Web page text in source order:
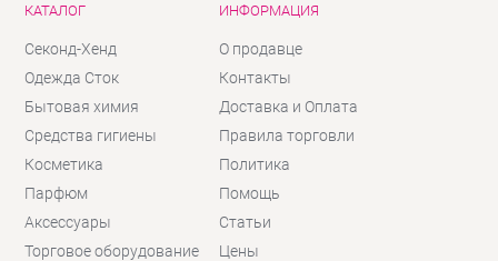
КАТАЛОГ
Секонд-Хенд
Одежда Сток
Бытовая химия
Средства гигиены
Косметика
Парфюм
Аксессуары
Торговое оборудование
ИНФОРМАЦИЯ
О продавце
Контакты
Доставка и Оплата
Правила торговли
Политика
Помощь
Статьи
Цены